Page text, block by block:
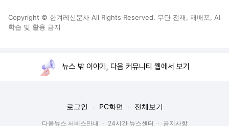
Copyright © 한겨레신문사 All Rights Reserved. 무단 전재, 재배포, AI
학습 및 활용 금지
뉴스 밖 이야기, 다음 커뮤니티 웹에서 보기
로그인 PC화면 전체보기
다음뉴스 서비스안내 24시간 뉴스센터 공지사항